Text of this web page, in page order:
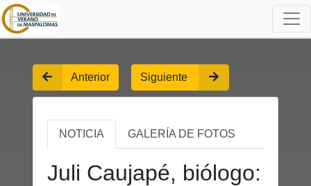
Anterior Siguiente
NOTICIA GALERÍA DE FOTOS
Juli Caujapé, biólogo: